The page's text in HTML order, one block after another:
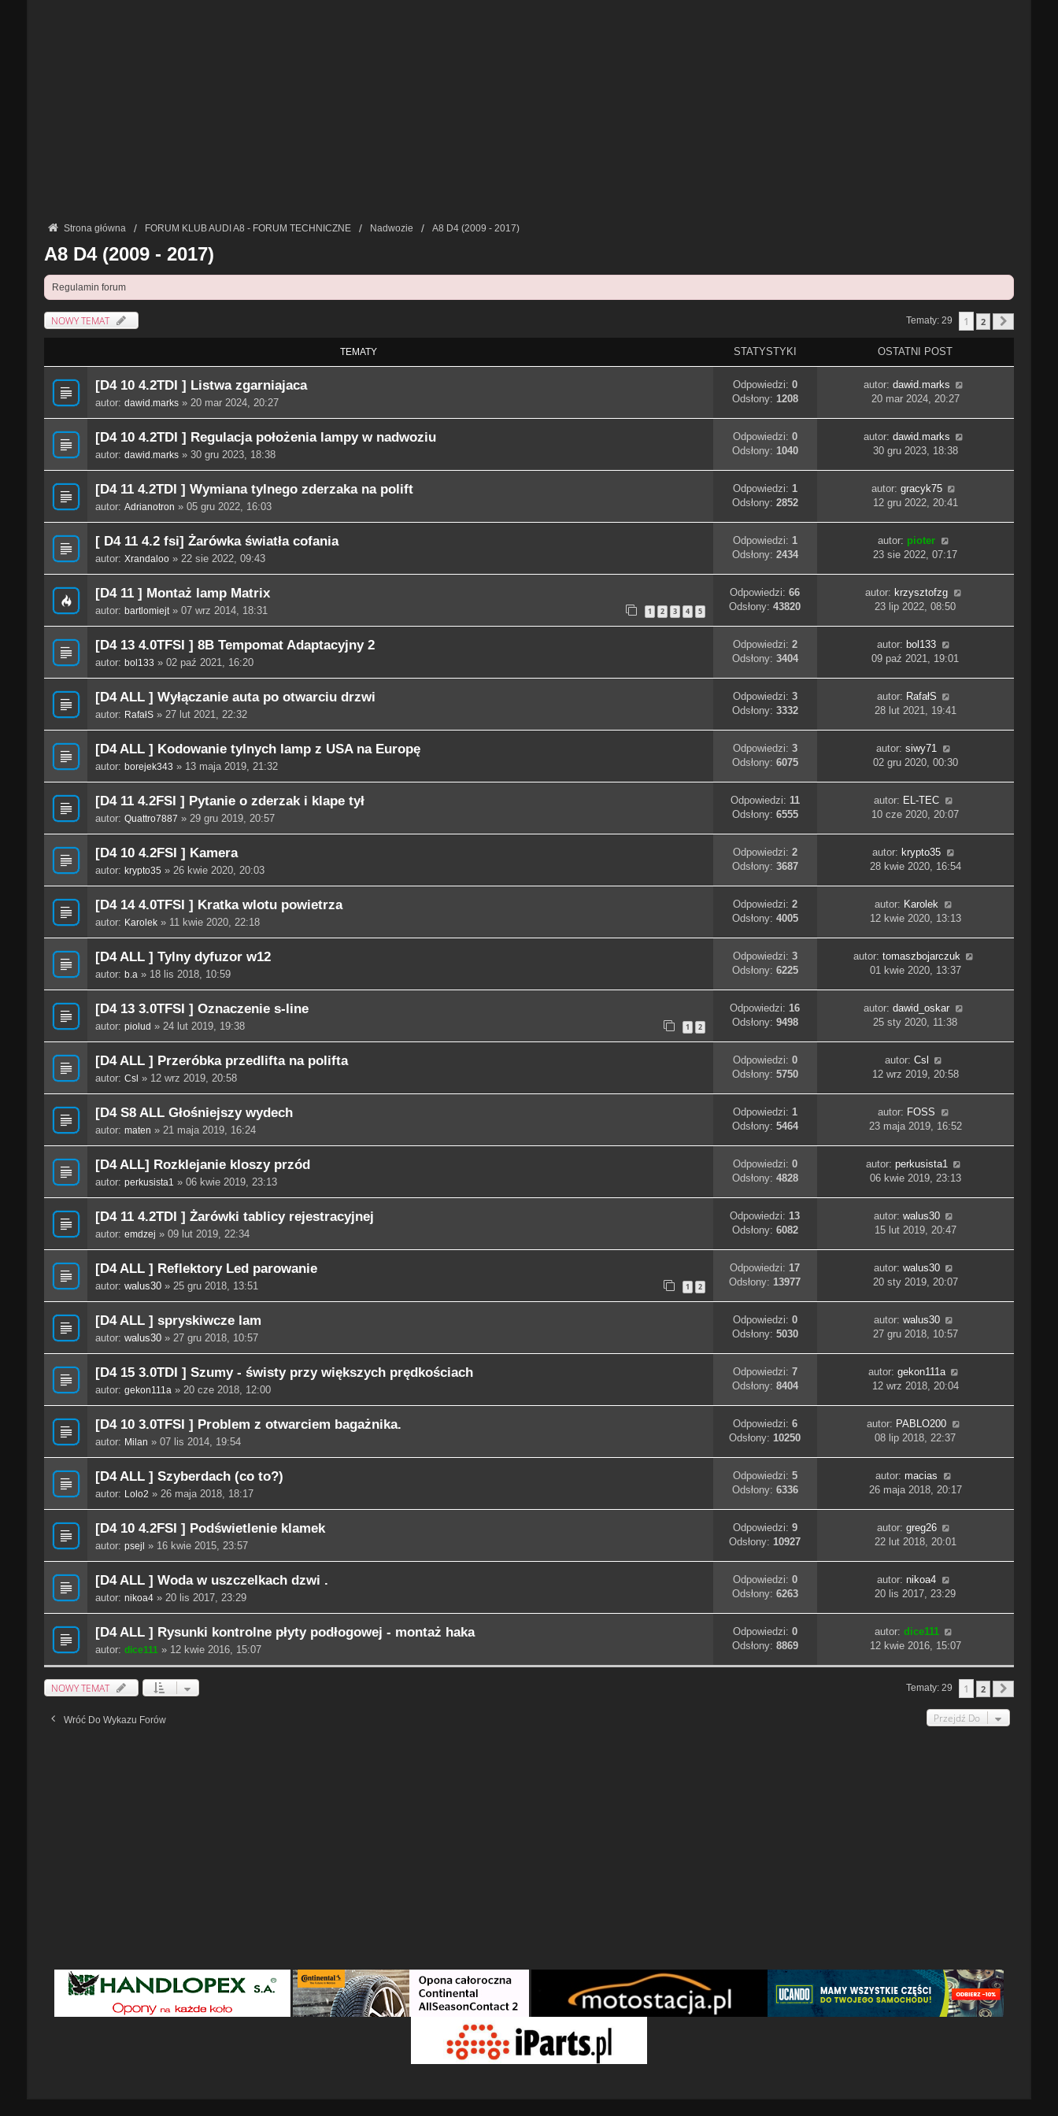
Strona główna FORUM KLUB AUDI A8 - FORUM TECHNICZNE Nadwozie A8 D4 (2009 - 2017)
A8 D4 (2009 - 2017)
Regulamin forum
NOWY TEMAT Tematy: 29 1 2
TEMATY STATYSTYKI OSTATNI POST
[D4 10 4.2TDI ] Listwa zgarniajaca
autor: dawid.marks» 20 mar 2024, 20:27
Odpowiedzi: 0
Odsłony: 1208
autor: dawid.marks
20 mar 2024, 20:27
[D4 10 4.2TDI ] Regulacja położenia lampy w nadwoziu
autor: dawid.marks» 30 gru 2023, 18:38
Odpowiedzi: 0
Odsłony: 1040
autor: dawid.marks
30 gru 2023, 18:38
[D4 11 4.2TDI ] Wymiana tylnego zderzaka na polift
autor: Adrianotron » 05 gru 2022, 16:03
Odpowiedzi: 1
Odsłony: 2852
autor: gracyk75
12 gru 2022, 20:41
[ D4 11 4.2 fsi] Żarówka światła cofania
autor: Xrandaloo» 22 sie 2022, 09:43
Odpowiedzi: 1
Odsłony: 2434
autor: pioter
23 sie 2022, 07:17
[D4 11 ] Montaż lamp Matrix
autor: bartlomiejt» 07 wrz 2014, 18:31 1 2 3 4 5
Odpowiedzi:66
Odsłony:43820
autor: krzysztofzg
23 lip 2022, 08:50
[D4 13 4.0TFSI ] 8B Tempomat Adaptacyjny 2
autor: bol133 » 02 paź 2021, 16:20
Odpowiedzi: 2
Odsłony: 3404
autor: bol133
09 paź 2021, 19:01
[D4 ALL ] Wyłączanie auta po otwarciu drzwi
autor: RafałS» 27 lut 2021, 22:32
Odpowiedzi: 3
Odsłony: 3332
autor: RafałS
28 lut 2021, 19:41
[D4 ALL ] Kodowanie tylnych lamp z USA na Europę
autor: borejek343 » 13 maja 2019, 21:32
Odpowiedzi: 3
Odsłony: 6075
autor:siwy71
02 gru 2020, 00:30
[D4 11 4.2FSI ] Pytanie o zderzak i klape tył
autor: Quattro7887 » 29 gru 2019, 20:57
Odpowiedzi: 11
Odsłony: 6555
autor: EL-TEC
10 cze 2020, 20:07
[D4 10 4.2FSI ] Kamera
autor: krypto35 » 26 kwie 2020, 20:03
Odpowiedzi: 2
Odsłony: 3687
autor: krypto35
28 kwie 2020, 16:54
[D4 14 4.0TFSI ] Kratka wlotu powietrza
autor: Karolek» 11 kwie 2020, 22:18
Odpowiedzi: 2
Odsłony: 4005
autor: Karolek
12 kwie 2020, 13:13
[D4 ALL ] Tylny dyfuzor w12
autor: b.a» 18 lis 2018, 10:59
Odpowiedzi: 3
Odsłony: 6225
autor: tomaszbojarczuk
01 kwie 2020, 13:37
[D4 13 3.0TFSI ] Oznaczenie s-line
autor: piolud » 24 lut 2019, 19:38 1 2
Odpowiedzi:16
Odsłony: 9498
autor:dawid_oskar
25 sty 2020, 11:38
[D4 ALL ] Przeróbka przedlifta na polifta
autor: Csl » 12 wrz 2019, 20:58
Odpowiedzi: 0
Odsłony: 5750
autor: Csl
12 wrz 2019, 20:58
[D4 S8 ALL Głośniejszy wydech
autor: maten » 21 maja 2019, 16:24
Odpowiedzi: 1
Odsłony: 5464
autor: FOSS
23 maja 2019, 16:52
[D4 ALL] Rozklejanie kloszy przód
autor: perkusista1 » 06 kwie 2019, 23:13
Odpowiedzi: 0
Odsłony: 4828
autor: perkusista1
06 kwie 2019, 23:13
[D4 11 4.2TDI ] Żarówki tablicy rejestracyjnej
autor: emdzej » 09 lut 2019, 22:34
Odpowiedzi:13
Odsłony: 6082
autor: walus30
15 lut 2019, 20:47
[D4 ALL ] Reflektory Led parowanie
autor: walus30» 25 gru 2018, 13:51 1 2
Odpowiedzi:17
Odsłony:13977
autor: walus30
20 sty 2019, 20:07
[D4 ALL ] spryskiwcze lam
autor: walus30» 27 gru 2018, 10:57
Odpowiedzi: 0
Odsłony: 5030
autor: walus30
27 gru 2018, 10:57
[D4 15 3.0TDI ] Szumy - świsty przy większych prędkościach
autor: gekon111a» 20 cze 2018, 12:00
Odpowiedzi: 7
Odsłony: 8404
autor: gekon111a
12 wrz 2018, 20:04
[D4 10 3.0TFSI ] Problem z otwarciem bagażnika.
autor: Milan » 07 lis 2014, 19:54
Odpowiedzi: 6
Odsłony:10250
autor: PABLO200
08 lip 2018, 22:37
[D4 ALL ] Szyberdach (co to?)
autor: Lolo2 » 26 maja 2018, 18:17
Odpowiedzi: 5
Odsłony: 6336
autor: macias
26 maja 2018, 20:17
[D4 10 4.2FSI ] Podświetlenie klamek
autor: psejl » 16 kwie 2015, 23:57
Odpowiedzi: 9
Odsłony:10927
autor: greg26
22 lut 2018, 20:01
[D4 ALL ] Woda w uszczelkach dzwi .
autor: nikoa4» 20 lis 2017, 23:29
Odpowiedzi: 0
Odsłony: 6263
autor: nikoa4
20 lis 2017, 23:29
[D4 ALL ] Rysunki kontrolne płyty podłogowej - montaż haka
autor: dice111» 12 kwie 2016, 15:07
Odpowiedzi: 0
Odsłony: 8869
autor: dice111
12 kwie 2016, 15:07
NOWY TEMAT Tematy: 29 1 2
Wróć Do Wykazu Forów Przejdź Do